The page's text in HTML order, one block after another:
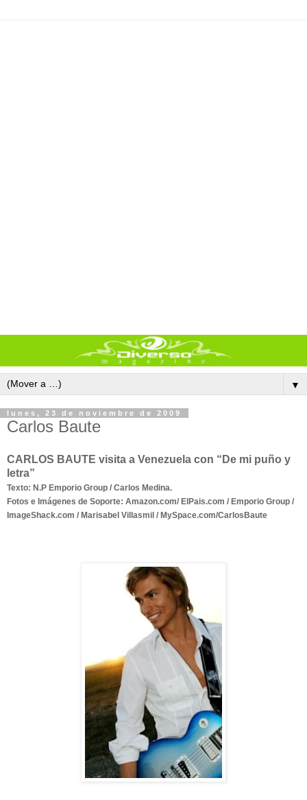
▼
lunes, 23 de noviembre de 2009
Carlos Baute
CARLOS BAUTE visita a Venezuela con “ De mi puño y
letra”
Texto: N.P Emporio Group / Carlos Medina.
Fotos e Imágenes de Soporte: Amazon.com/ ElPais.com / Emporio Group /
ImageShack.com / Marisabel Villasmil / MySpace.com/CarlosBaute